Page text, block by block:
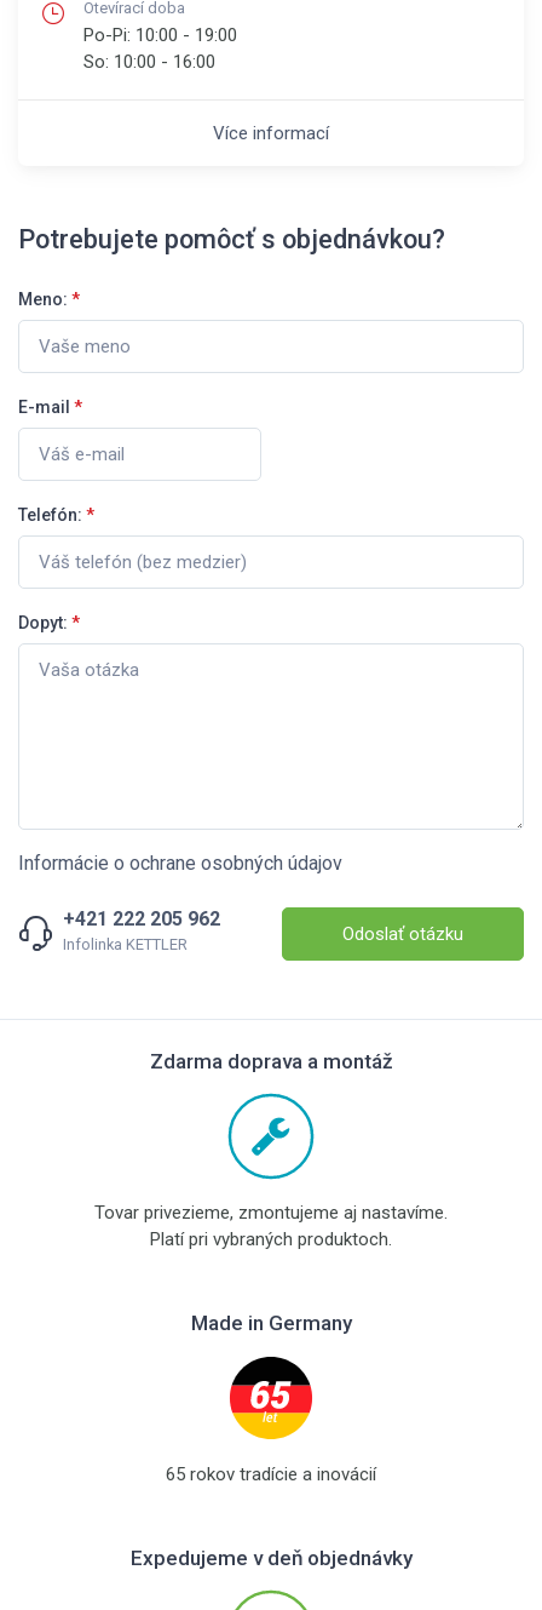
Otevírací doba
Po-Pi: 10:00 - 19:00
So: 10:00 - 16:00
Více informací
Potrebujete pomôcť s objednávkou?
Meno: *
E-mail *
Telefón: *
Dopyt: *
Informácie o ochrane osobných údajov
+421 222 205 962
Infolinka KETTLER Odoslať otázku
Zdarma doprava a montáž
Tovar privezieme, zmontujeme aj nastavíme.
Platí pri vybraných produktoch.
Made in Germany
65 rokov tradície a inovácií
Expedujeme v deň objednávky